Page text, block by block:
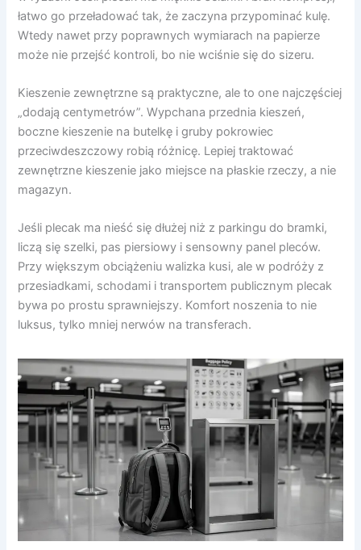
łatwo go przeładować tak, że zaczyna przypominać kulę.
Wtedy nawet przy poprawnych wymiarach na papierze
może nie przejść kontroli, bo nie wciśnie się do sizeru.
Kieszenie zewnętrzne są praktyczne, ale to one najczęściej
„dodają centymetrów”. Wypchana przednia kieszeń,
boczne kieszenie na butelkę i gruby pokrowiec
przeciwdeszczowy robią różnicę. Lepiej traktować
zewnętrzne kieszenie jako miejsce na płaskie rzeczy, a nie
magazyn.
Jeśli plecak ma nieść się dłużej niż z parkingu do bramki,
liczą się szelki, pas piersiowy i sensowny panel pleców.
Przy większym obciążeniu walizka kusi, ale w podróży z
przesiadkami, schodami i transportem publicznym plecak
bywa po prostu sprawniejszy. Komfort noszenia to nie
luksus, tylko mniej nerwów na transferach.